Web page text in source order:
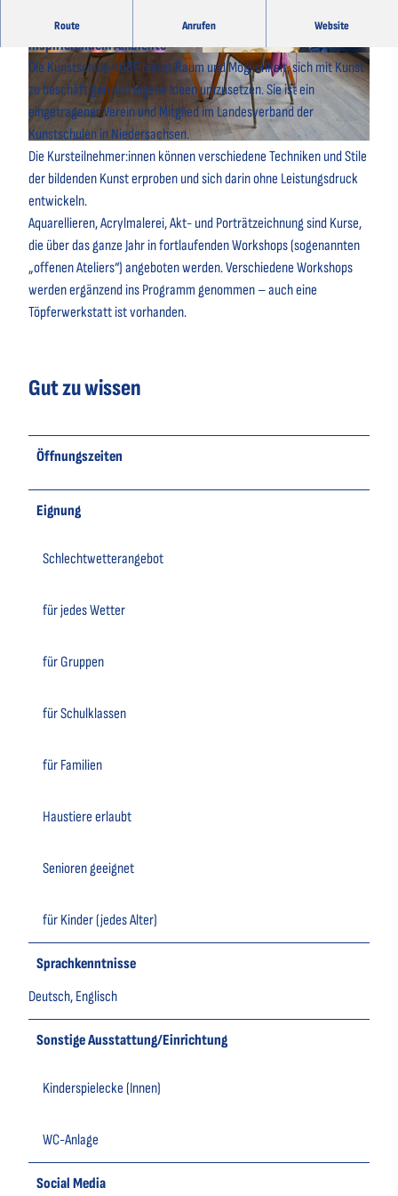
© Kunstschule KUBE / Bernd Otten © Kunstschule KUBE / Bernd Otten
Route Anrufen Website
Workshops für kleine und große Kunstinteressierte in
inspirierendem Ambiente
Die Kunstschule KUBE bietet Raum und Möglichkeit, sich mit Kunst
zu beschäftigen und eigene Ideen umzusetzen. Sie ist ein
eingetragener Verein und Mitglied im Landesverband der
Kunstschulen in Niedersachsen.
Die Kursteilnehmer:innen können verschiedene Techniken und Stile
der bildenden Kunst erproben und sich darin ohne Leistungsdruck
entwickeln.
Aquarellieren, Acrylmalerei, Akt- und Porträtzeichnung sind Kurse,
die über das ganze Jahr in fortlaufenden Workshops (sogenannten
„offenen Ateliers“) angeboten werden. Verschiedene Workshops
werden ergänzend ins Programm genommen – auch eine
Töpferwerkstatt ist vorhanden.
Gut zu wissen
Öffnungszeiten
Eignung
Schlechtwetterangebot
für jedes Wetter
für Gruppen
für Schulklassen
für Familien
Haustiere erlaubt
Senioren geeignet
für Kinder (jedes Alter)
Sprachkenntnisse
Deutsch, Englisch
Sonstige Ausstattung/Einrichtung
Kinderspielecke (Innen)
WC-Anlage
Social Media